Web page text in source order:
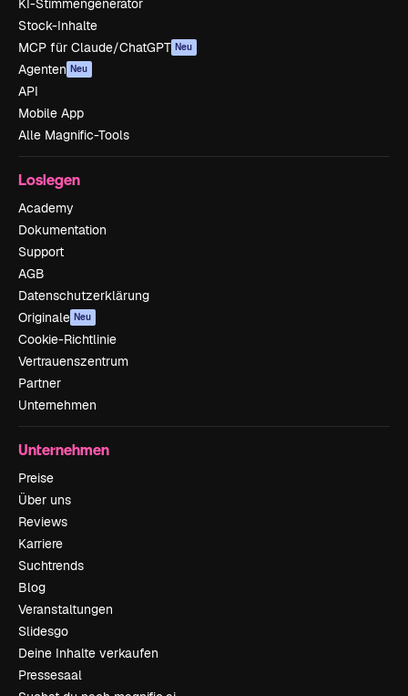
KI-Stimmengenerator
Stock-Inhalte
MCP für Claude/ChatGPT Neu
Agenten Neu
API
Mobile App
Alle Magnific-Tools
Loslegen
Academy
Dokumentation
Support
AGB
Datenschutzerklärung
Originale Neu
Cookie-Richtlinie
Vertrauenszentrum
Partner
Unternehmen
Unternehmen
Preise
Über uns
Reviews
Karriere
Suchtrends
Blog
Veranstaltungen
Slidesgo
Deine Inhalte verkaufen
Pressesaal